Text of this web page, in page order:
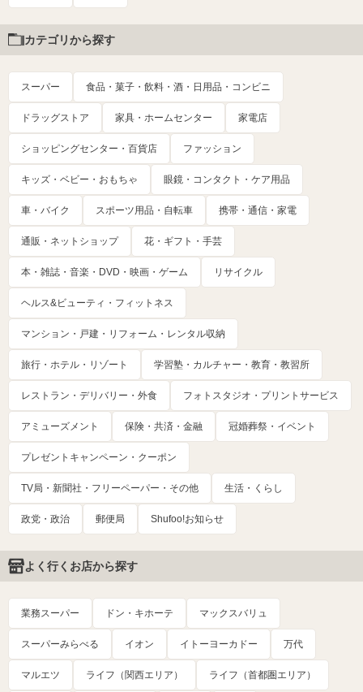
カテゴリから探す
スーパー 食品・菓子・飲料・酒・日用品・コンビニ
ドラッグストア 家具・ホームセンター 家電店
ショッピングセンター・百貨店 ファッション
キッズ・ベビー・おもちゃ 眼鏡・コンタクト・ケア用品
車・バイク スポーツ用品・自転車 携帯・通信・家電
通販・ネットショップ 花・ギフト・手芸
本・雑誌・音楽・DVD・映画・ゲーム リサイクル
ヘルス&ビューティ・フィットネス
マンション・戸建・リフォーム・レンタル収納
旅行・ホテル・リゾート 学習塾・カルチャー・教育・教習所
レストラン・デリバリー・外食 フォトスタジオ・プリントサービス
アミューズメント 保険・共済・金融 冠婚葬祭・イベント
プレゼントキャンペーン・クーポン
TV局・新聞社・フリーペーパー・その他 生活・くらし
政党・政治 郵便局 Shufoo!お知らせ
よく行くお店から探す
業務スーパー ドン・キホーテ マックスバリュ
スーパーみらべる イオン イトーヨーカドー 万代
マルエツ ライフ（関西エリア） ライフ（首都圏エリア）